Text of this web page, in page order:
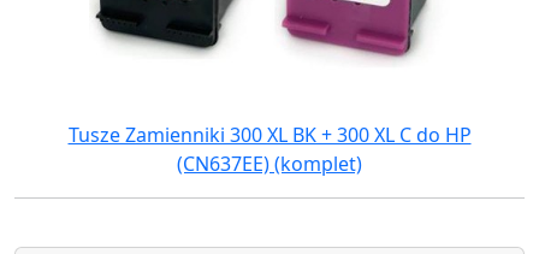
Tusze Zamienniki 300 XL BK + 300 XL C do HP
(CN637EE) (komplet)